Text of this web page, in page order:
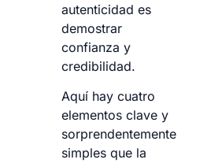
autenticidad es
demostrar
confianza y
credibilidad.
Aquí hay cuatro
elementos clave y
sorprendentemente
simples que la